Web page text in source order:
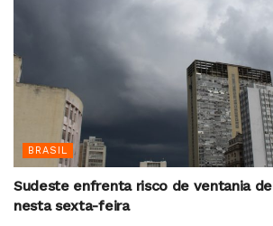
BRASIL
Sudeste enfrenta risco de ventania
nesta sexta-feira